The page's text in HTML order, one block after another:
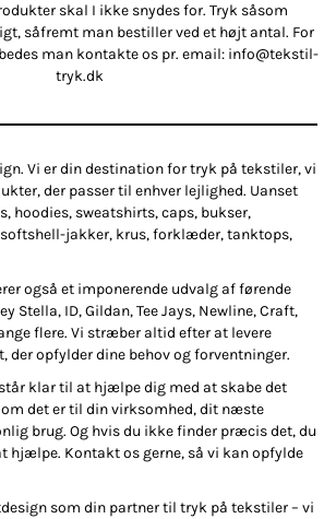
skal I ikke snydes for. Tryk såsom
såfremt man bestiller ved et højt antal. For
man kontakte os pr. email: info@tekstil-
tryk.dk
Vi er din destination for tryk på tekstiler, vi
der passer til enhver lejlighed. Uanset
hoodies, sweatshirts, caps, bukser,
jakker, krus, forklæder, tanktops,
også et imponerende udvalg af førende
Stella, ID, Gildan, Tee Jays, Newline, Craft,
flere. Vi stræber altid efter at levere
der opfylder dine behov og forventninger.
klar til at hjælpe dig med at skabe det
det er til din virksomhed, dit næste
brug. Og hvis du ikke finder præcis det, du
hjælpe. Kontakt os gerne, så vi kan opfylde
som din partner til tryk på tekstiler – vi